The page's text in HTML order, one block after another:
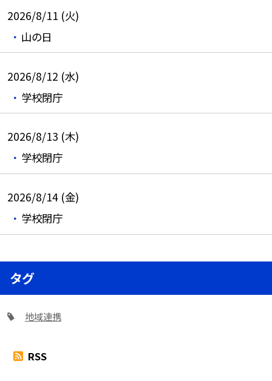
2026/8/11 (火)
山の日
2026/8/12 (水)
学校閉庁
2026/8/13 (木)
学校閉庁
2026/8/14 (金)
学校閉庁
タグ
地域連携
RSS